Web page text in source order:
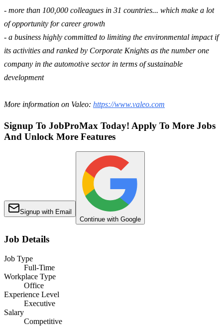
- more than 100,000 colleagues in 31 countries... which make a lot
of opportunity for career growth
- a business highly committed to limiting the environmental impact if
its activities and ranked by Corporate Knights as the number one
company in the automotive sector in terms of sustainable
development
More information on Valeo: https://www.valeo.com
Signup To JobProMax Today! Apply To More Jobs
And Unlock More Features
Signup with Email
Continue with Google
Job Details
Job Type
Full-Time
Workplace Type
Office
Experience Level
Executive
Salary
Competitive